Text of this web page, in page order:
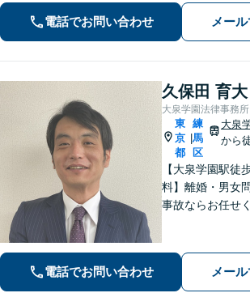
法の道筋をご案
をしていただく
いたします。
電話でお問い合わせ メー
久保田 育大
大泉学園法律事務所
東
京
都
|
練
馬
区
大泉
から
【大泉学園駅徒
料】離婚・男女
事故ならお任せ
張対応も可能で
電話でお問い合わせ メー